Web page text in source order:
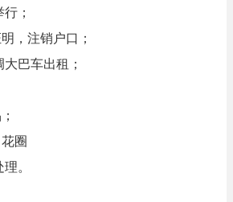
；
，注销户口；
巴车出租；
圈
。